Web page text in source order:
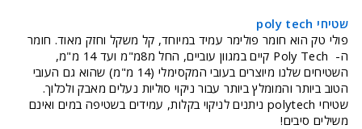
שטיחי poly tech
פולי טק הוא חומר פולימר עמיד במיוחד, קל משקל וחזק מאוד. חומר
ה- Poly Tech קיים במגוון עוביים, החל מ8מ"מ ועד 14 מ"מ,
השטיחים שלנו מיוצרים בעובי המקסימלי (14 מ"מ) שהוא גם העובי
הטוב ביותר והמומלץ ביותר עבור ניקוי סוליות נעלים מאבק ולכלוך.
שטיחי polytech ניתנים לניקוי בקלות, עמידים בשטיפה במים ואינם
משילים סיבים!